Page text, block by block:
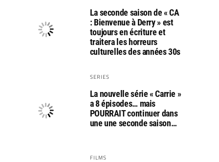
La seconde saison de « CA
: Bienvenue à Derry » est
toujours en écriture et
traitera les horreurs
culturelles des années 30s
SERIES
La nouvelle série « Carrie »
a 8 épisodes… mais
POURRAIT continuer dans
une une seconde saison…
FILMS